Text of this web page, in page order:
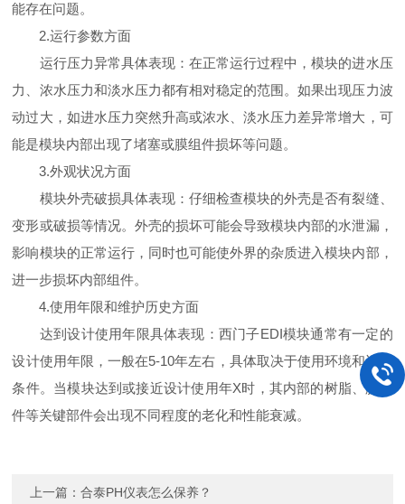
能存在问题。
2.运行参数方面
运行压力异常具体表现：在正常运行过程中，模块的进水压
力、浓水压力和淡水压力都有相对稳定的范围。如果出现压力波
动过大，如进水压力突然升高或浓水、淡水压力差异常增大，可
能是模块内部出现了堵塞或膜组件损坏等问题。
3.外观状况方面
模块外壳破损具体表现：仔细检查模块的外壳是否有裂缝、
变形或破损等情况。外壳的损坏可能会导致模块内部的水泄漏，
影响模块的正常运行，同时也可能使外界的杂质进入模块内部，
进一步损坏内部组件。
4.使用年限和维护历史方面
达到设计使用年限具体表现：西门子EDI模块通常有一定的
设计使用年限，一般在5-10年左右，具体取决于使用环境和运行
条件。当模块达到或接近设计使用年X时，其内部的树脂、膜组
件等关键部件会出现不同程度的老化和性能衰减。
上一篇：合泰PH仪表怎么保养？